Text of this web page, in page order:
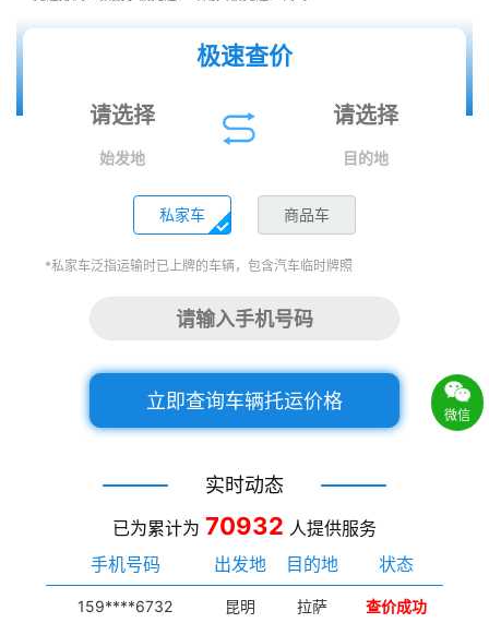
极速查价
始发地 目的地
私家车 商品车
*私家车泛指运输时已上牌的车辆，包含汽车临时牌照
立即查询车辆托运价格
实时动态
已为累计为 70932 人提供服务
手机号码
出发地 目的地 状态
159****6732 昆明 拉萨 查价成功
微信